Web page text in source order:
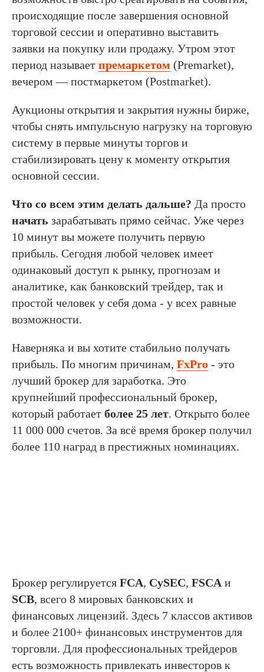
происходящие после завершения основной
торговой сессии и оперативно выставить
заявки на покупку или продажу. Утром этот
период называет премаркетом (Premarket),
вечером — постмаркетом (Postmarket).
Аукционы открытия и закрытия нужны бирже,
чтобы снять импульсную нагрузку на торговую
систему в первые минуты торгов и
стабилизировать цену к моменту открытия
основной сессии.
Что со всем этим делать дальше? Да просто
начать зарабатывать прямо сейчас. Уже через
10 минут вы можете получить первую
прибыль. Сегодня любой человек имеет
одинаковый доступ к рынку, прогнозам и
аналитике, как банковский трейдер, так и
простой человек у себя дома - у всех равные
возможности.
Наверняка и вы хотите стабильно получать
прибыль. По многим причинам, FxPro - это
лучший брокер для заработка. Это
крупнейший профессиональный брокер,
который работает более 25 лет. Открыто более
11 000 000 счетов. За всё время брокер получил
более 110 наград в престижных номинациях.
Брокер регулируется FCA, CySEC, FSCA и
SCB, всего 8 мировых банковских и
финансовых лицензий. Здесь 7 классов активов
и более 2100+ финансовых инструментов для
торговли. Для профессиональных трейдеров
есть возможность привлекать инвесторов к